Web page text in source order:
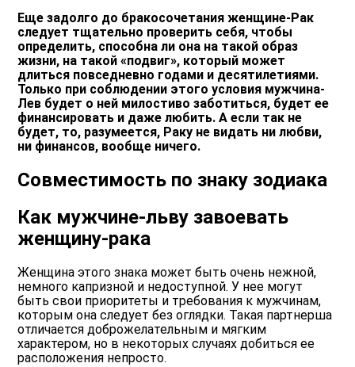
Еще задолго до бракосочетания женщине-Рак
следует тщательно проверить себя, чтобы
определить, способна ли она на такой образ
жизни, на такой «подвиг», который может
длиться повседневно годами и десятилетиями.
Только при соблюдении этого условия мужчина-
Лев будет о ней милостиво заботиться, будет ее
финансировать и даже любить. А если так не
будет, то, разумеется, Раку не видать ни любви,
ни финансов, вообще ничего.
Совместимость по знаку зодиака
Как мужчине-льву завоевать
женщину-рака
Женщина этого знака может быть очень нежной,
немного капризной и недоступной. У нее могут
быть свои приоритеты и требования к мужчинам,
которым она следует без оглядки. Такая партнерша
отличается доброжелательным и мягким
характером, но в некоторых случаях добиться ее
расположения непросто.